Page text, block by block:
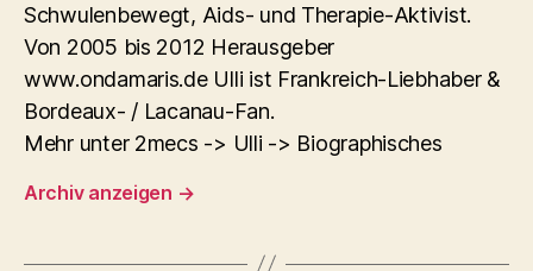
Schwulenbewegt, Aids- und Therapie-Aktivist.
Von 2005 bis 2012 Herausgeber
www.ondamaris.de Ulli ist Frankreich-Liebhaber &
Bordeaux- / Lacanau-Fan.
Mehr unter 2mecs -> Ulli -> Biographisches
Archiv anzeigen →